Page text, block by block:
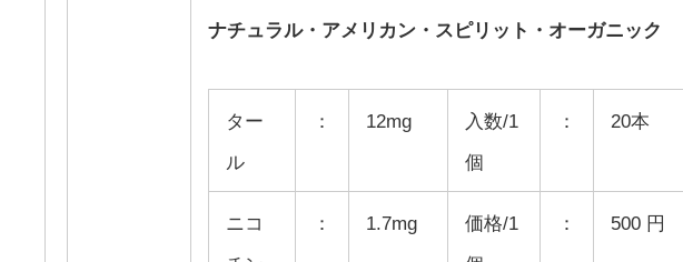
ナチュラル・アメリカン・スピリット・オーガニック
ター
ル
： 12mg
入数/1
個
： 20本
ニコ
： 1.7mg
価格/1
： 500 円